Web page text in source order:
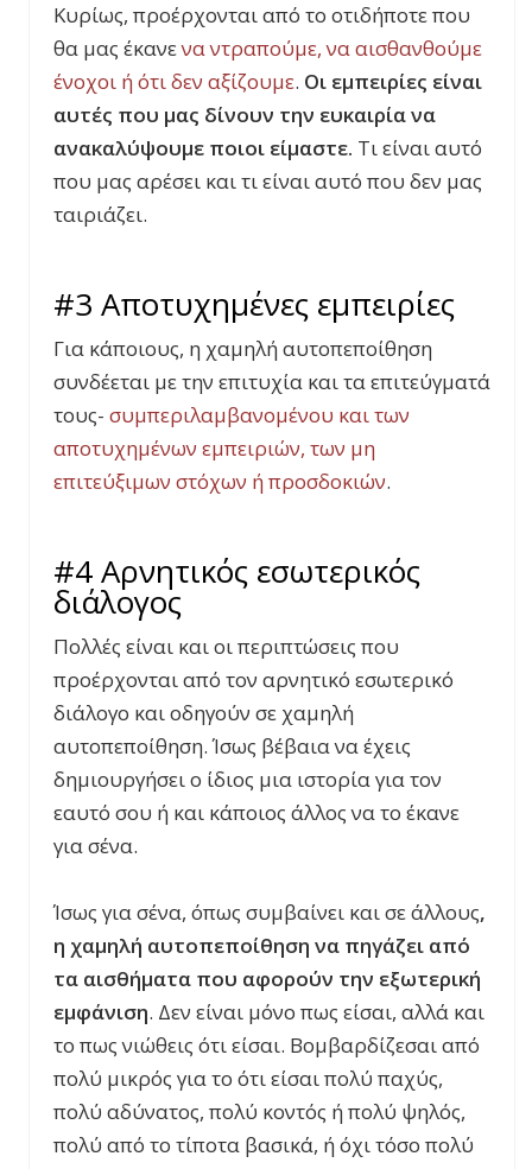
Κυρίως, προέρχονται από το οτιδήποτε που
θα μας έκανενα ντραπούμε, να αισθανθούμε
ένοχοι ή ότι δεν αξίζουμε. Οι εμπειρίες είναι
αυτές που μας δίνουν την ευκαιρία να
ανακαλύψουμε ποιοι είμαστε. Τι είναι αυτό
που μας αρέσει και τι είναι αυτό που δεν μας
ταιριάζει.
#3 Αποτυχημένες εμπειρίες
Για κάποιους, η χαμηλή αυτοπεποίθηση
συνδέεται με την επιτυχία και τα επιτεύγματά
τους- συμπεριλαμβανομένου και των
αποτυχημένων εμπειριών, των μη
επιτεύξιμων στόχων ή προσδοκιών.
#4 Αρνητικός εσωτερικός
διάλογος
Πολλές είναι και οι περιπτώσεις που
προέρχονται από τον αρνητικό εσωτερικό
διάλογο και οδηγούν σε χαμηλή
αυτοπεποίθηση. Ίσως βέβαια να έχεις
δημιουργήσει ο ίδιος μια ιστορία για τον
εαυτό σου ή και κάποιος άλλος να το έκανε
για σένα.
Ίσως για σένα, όπως συμβαίνει και σε άλλους,
η χαμηλή αυτοπεποίθηση να πηγάζει από
τα αισθήματα που αφορούν την εξωτερική
εμφάνιση. Δεν είναι μόνο πως είσαι, αλλά και
το πως νιώθεις ότι είσαι. Βομβαρδίζεσαι από
πολύ μικρός για το ότι είσαι πολύ παχύς,
πολύ αδύνατος, πολύ κοντός ή πολύ ψηλός,
πολύ από το τίποτα βασικά, ή όχι τόσο πολύ